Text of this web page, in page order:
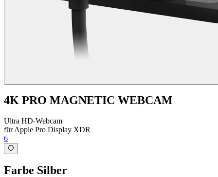
4K PRO MAGNETIC WEBCAM
Ultra HD-Webcam
für Apple Pro Display XDR
6
Farbe Silber